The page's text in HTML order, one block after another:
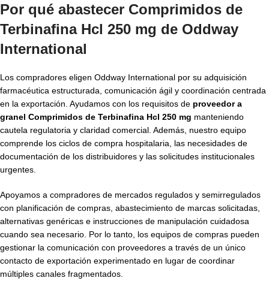
Por qué abastecer Comprimidos de
Terbinafina Hcl 250 mg de Oddway
International
Los compradores eligen Oddway International por su adquisición
farmacéutica estructurada, comunicación ágil y coordinación centrada
en la exportación. Ayudamos con los requisitos de proveedor a
granel Comprimidos de Terbinafina Hcl 250 mg manteniendo
cautela regulatoria y claridad comercial. Además, nuestro equipo
comprende los ciclos de compra hospitalaria, las necesidades de
documentación de los distribuidores y las solicitudes institucionales
urgentes.
Apoyamos a compradores de mercados regulados y semirregulados
con planificación de compras, abastecimiento de marcas solicitadas,
alternativas genéricas e instrucciones de manipulación cuidadosa
cuando sea necesario. Por lo tanto, los equipos de compras pueden
gestionar la comunicación con proveedores a través de un único
contacto de exportación experimentado en lugar de coordinar
múltiples canales fragmentados.